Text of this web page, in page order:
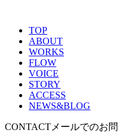
TOP
ABOUT
WORKS
FLOW
VOICE
STORY
ACCESS
NEWS&BLOG
CONTACT メールでのお